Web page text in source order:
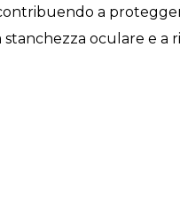
a
oculare e a